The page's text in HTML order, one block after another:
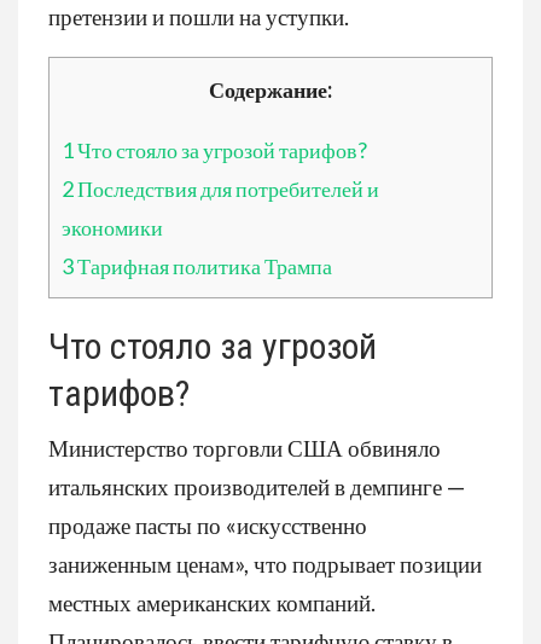
претензии и пошли на уступки.
Содержание:
1Что стояло за угрозой тарифов?
2Последствия для потребителей и
экономики
3Тарифная политика Трампа
Что стояло за угрозой
тарифов?
Министерство торговли США обвиняло
итальянских производителей в демпинге —
продаже пасты по «искусственно
заниженным ценам», что подрывает позиции
местных американских компаний.